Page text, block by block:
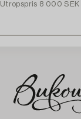
Utropspris 8 000 SEK